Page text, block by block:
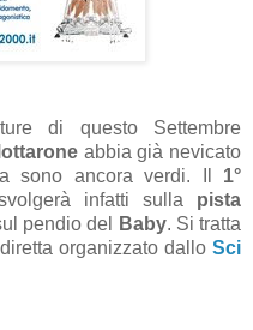
di questo Settembre
abbia già nevicato
sono ancora verdi. Il
1°
infatti sulla pista
pendio del Baby. Si tratta
organizzato dallo Sci